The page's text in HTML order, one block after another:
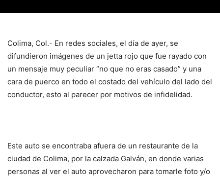
Colima, Col.- En redes sociales, el día de ayer, se
difundieron imágenes de un jetta rojo que fue rayado con
un mensaje muy peculiar “no que no eras casado” y una
cara de puerco en todo el costado del vehículo del lado del
conductor, esto al parecer por motivos de infidelidad.
Este auto se encontraba afuera de un restaurante de la
ciudad de Colima, por la calzada Galván, en donde varias
personas al ver el auto aprovecharon para tomarle foto y/o